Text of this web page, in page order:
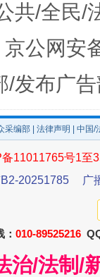
一纸欠
共/全民/
公网安
/发布广
采编部 法律声明 | 中国
11011765号1至
20251785
广
010-89525216
治/法制/